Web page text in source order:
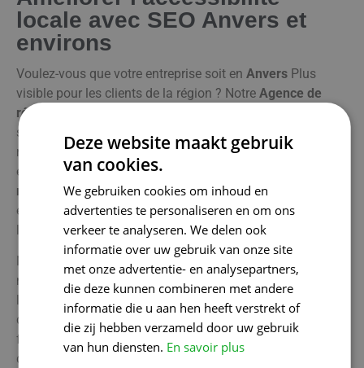
locale avec SEO Anvers et
environs
Voulez-vous que votre entreprise soit en Anvers Plus
visible pour les clients de la région ? Notre Agence de
référencement
s'explique par le fait que de nombreux clients potentiels
recherchent des produits et des services dans leur
environnement immédiat. Avec notre
référencement localnous veillons à ce que votre
entreprise soit bien visible dans les résultats de recherche
locaux.
Nous optimisons votre site web avec des mots-clés ciblés,
nous fournissons des listes sur les plateformes en ligne
locales pertinentes et nous maintenons votre profil
d'entreprise Google afin qu'il soit toujours à jour. De cette
façon, nous nous assurons que votre entreprise se
démarque et est facilement trouvée par les clients
Deze website maakt gebruik
van cookies.
We gebruiken cookies om inhoud en
advertenties te personaliseren en om ons
verkeer te analyseren. We delen ook
informatie over uw gebruik van onze site
met onze advertentie- en analysepartners,
die deze kunnen combineren met andere
informatie die u aan hen heeft verstrekt of
die zij hebben verzameld door uw gebruik
van hun diensten. En savoir plus